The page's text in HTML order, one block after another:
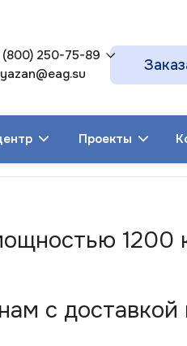
(800) 250-75-89
Проекты
1200
с доставкой